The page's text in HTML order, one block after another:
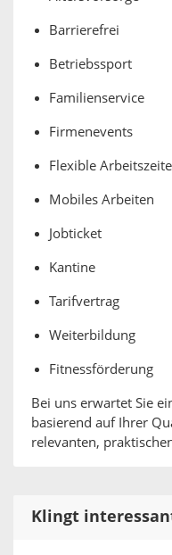
Barrierefrei
Betriebssport
Familienservice
Firmenevents
Flexible
Mobiles Arbeiten
Jobticket
Kantine
Tarifvertrag
Weiterbildung
Fitnessförderung
Bei uns erwartet Sie
basierend auf Ihrer
relevanten,
Klingt